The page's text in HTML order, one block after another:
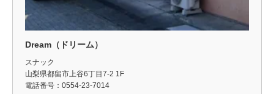
Dream（ドリーム）
スナック
山梨県都留市上谷6丁目7-2 1F
電話番号：0554-23-7014